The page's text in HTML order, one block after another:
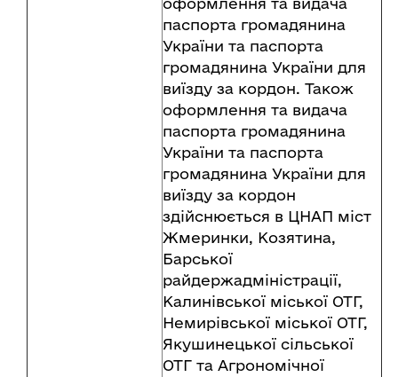
паспорта громадянина
України та паспорта
громадянина України для
виїзду за кордон. Також
оформлення та видача
паспорта громадянина
України та паспорта
громадянина України для
виїзду за кордон
здійснюється в ЦНАП міст
Жмеринки, Козятина,
Барської
райдержадміністрації,
Калинівської міської ОТГ,
Немирівської міської ОТГ,
Якушинецької сільської
ОТГ та Агрономічної